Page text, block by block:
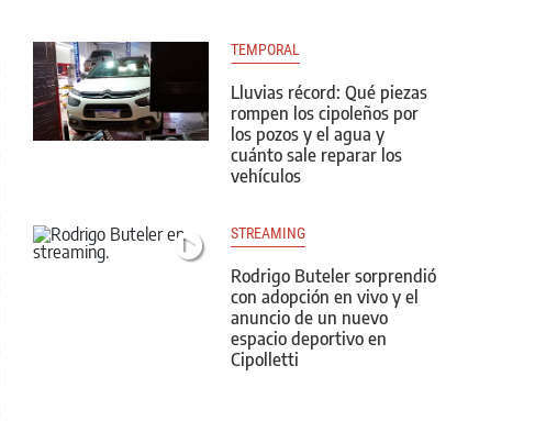
TEMPORAL
Lluvias récord: Qué piezas
rompen los cipoleños por
los pozos y el agua y
cuánto sale reparar los
vehículos
STREAMING
Rodrigo Buteler sorprendió
con adopción en vivo y el
anuncio de un nuevo
espacio deportivo en
Cipolletti